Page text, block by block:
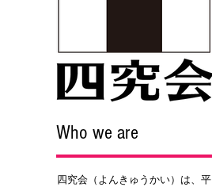
四究会（よんきゅうかい）は、平
Who we are